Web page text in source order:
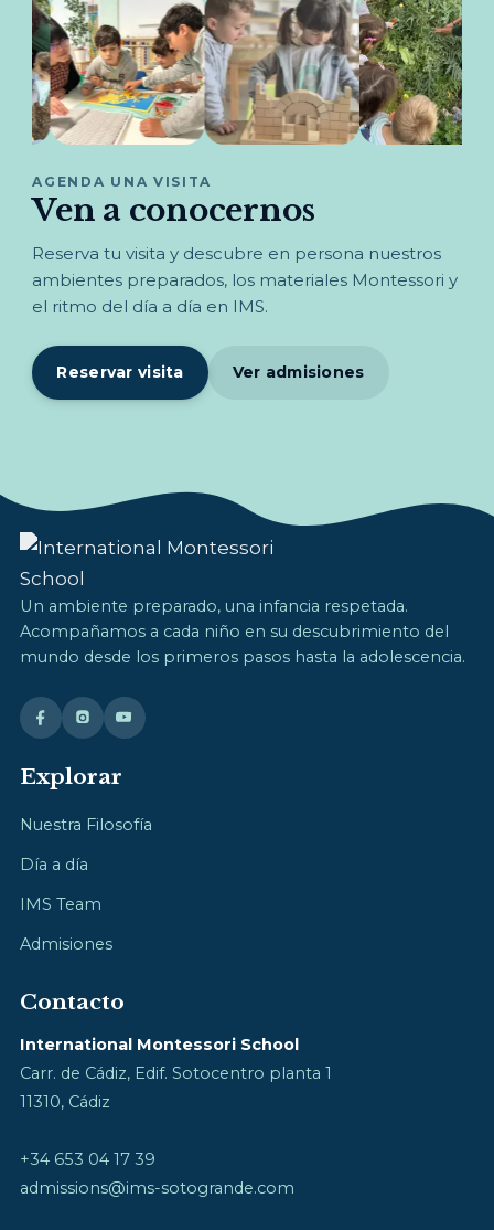
AGENDA UNA VISITA
Ven a conocernos
Reserva tu visita y descubre en persona nuestros
ambientes preparados, los materiales Montessori y
el ritmo del día a día en IMS.
Reservar visita Ver admisiones
Un ambiente preparado, una infancia respetada.
Acompañamos a cada niño en su descubrimiento del
mundo desde los primeros pasos hasta la adolescencia.
Explorar
Nuestra Filosofía
Día a día
IMS Team
Admisiones
Contacto
International Montessori School
Carr. de Cádiz, Edif. Sotocentro planta 1
11310, Cádiz
+34 653 04 17 39
admissions@ims-sotogrande.com